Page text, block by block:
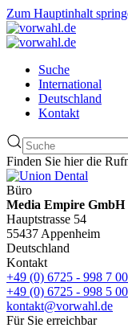
Zum Hauptinhalt
Suche
International
Deutschland
Kontakt
Finden Sie hier die
Büro
Media Empire GmbH
Hauptstrasse 54
55437 Appenheim
Deutschland
Kontakt
+49 (0) 6725 - 998 7
+49 (0) 6725 - 998 5
kontakt@vorwahl.de
Für Sie erreichbar